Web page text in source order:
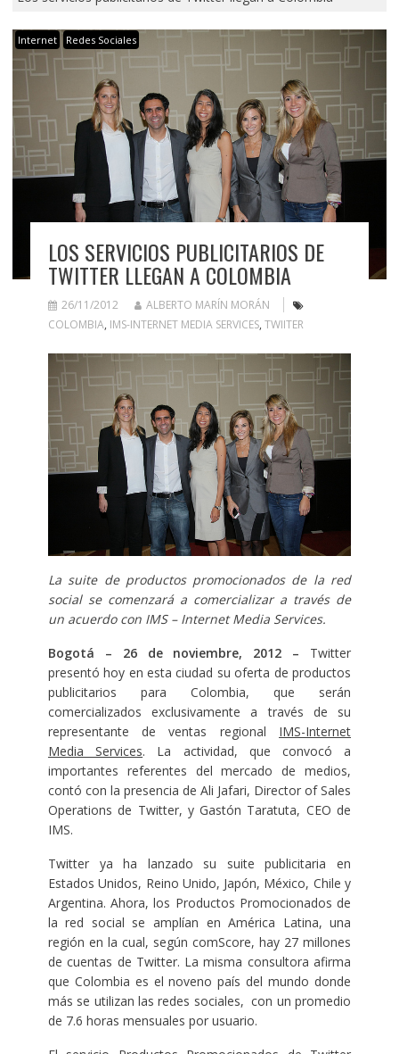
Internet Redes Sociales
LOS SERVICIOS PUBLICITARIOS DE
TWITTER LLEGAN A COLOMBIA
26/11/2012
ALBERTO MARÍN MORÁN
COLOMBIA, IMS-INTERNET MEDIA SERVICES, TWIITER
La suite de productos promocionados de la red
social se comenzará a comercializar a través de
un acuerdo con IMS – Internet Media Services.
Bogotá – 26 de noviembre, 2012 – Twitter
presentó hoy en esta ciudad su oferta de productos
publicitarios para Colombia, que serán
comercializados exclusivamente a través de su
representante de ventas regional IMS-Internet
Media Services. La actividad, que convocó a
importantes referentes del mercado de medios,
contó con la presencia de Ali Jafari, Director of Sales
Operations de Twitter, y Gastón Taratuta, CEO de
IMS.
Twitter ya ha lanzado su suite publicitaria en
Estados Unidos, Reino Unido, Japón, México, Chile y
Argentina. Ahora, los Productos Promocionados de
la red social se amplían en América Latina, una
región en la cual, según comScore, hay 27 millones
de cuentas de Twitter. La misma consultora afirma
que Colombia es el noveno país del mundo donde
más se utilizan las redes sociales, con un promedio
de 7.6 horas mensuales por usuario.